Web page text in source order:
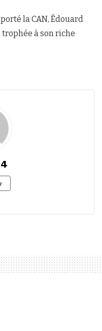
la CAN, Édouard
à son riche